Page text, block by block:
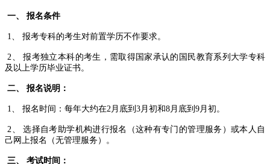
一、 报名条件
1、 报考专科的考生对前置学历不作要求。
2、 报考独立本科的考生，需取得国家承认的国民教育系列大学专科
及以上学历毕业证书。
二、 报名说明：
1、 报名时间：每年大约在2月底到3月初和8月底到9月初。
2、 选择自考助学机构进行报名（这种有专门的管理服务）或本人自
己网上报名（无管理服务）。
三、 考试时间：